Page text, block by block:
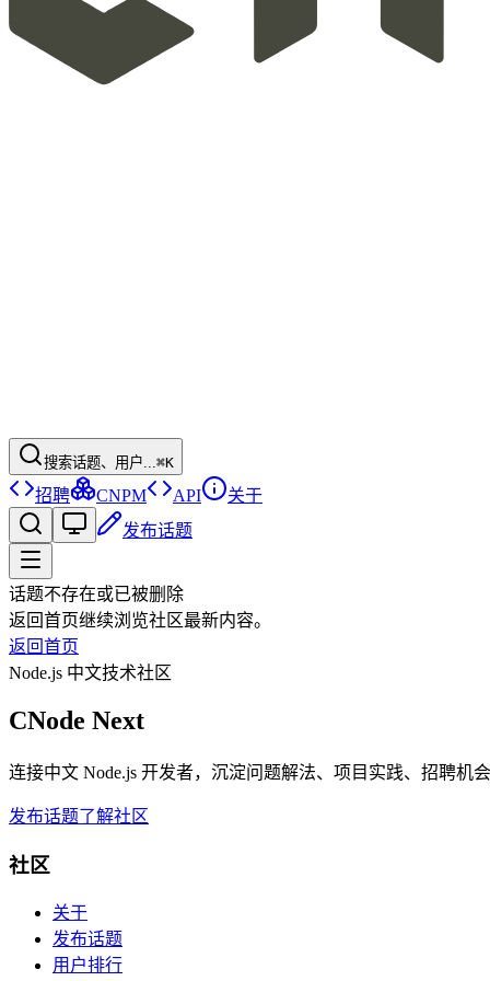
搜索话题、用户...⌘K
招聘 CNPM API
关于
发布话题
话题不存在或已被删除
返回首页继续浏览社区最新内容。
返回首页
Node.js 中文技术社区
CNode Next
连接中文 Node.js 开发者，沉淀问题解法、项目实践、招聘机
发布话题了解社区
社区
关于
发布话题
用户排行